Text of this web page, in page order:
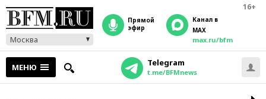
16+
Москва
прямой
эфир
Канал в
MAX
max.ru/bfm
МЕНЮ Telegram
t.me/BFMnews